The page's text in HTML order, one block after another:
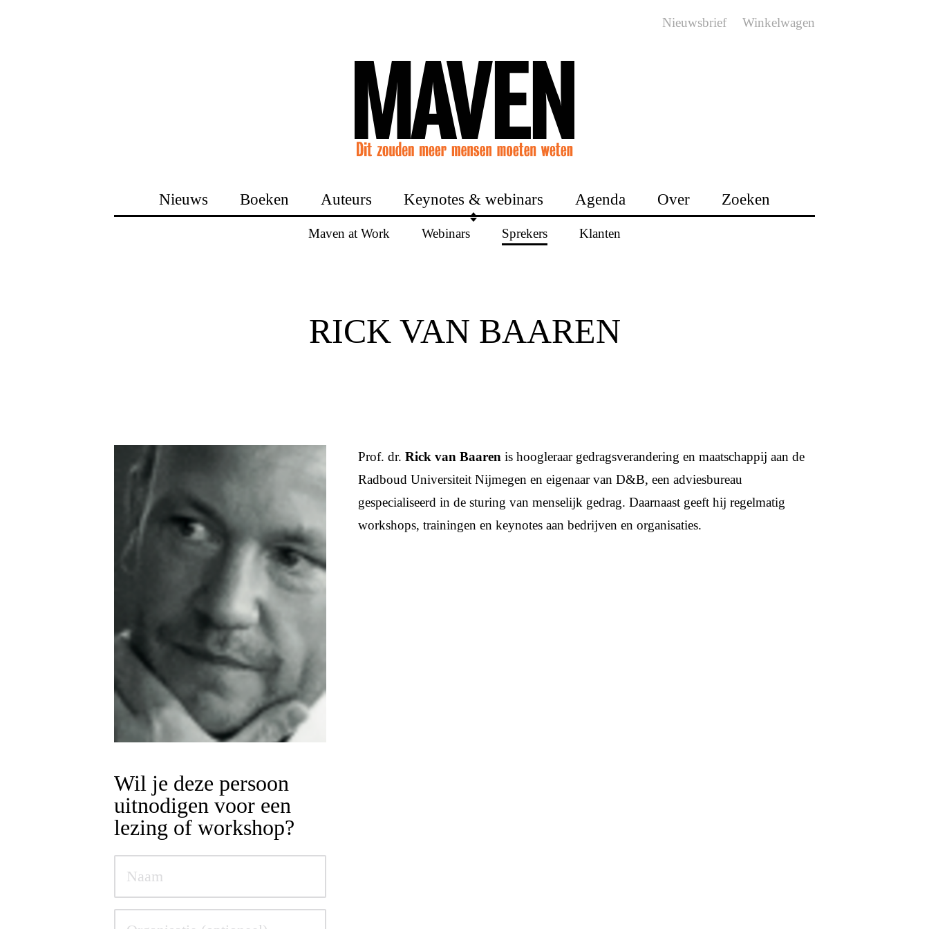
Nieuwsbrief Winkelwagen
Nieuws Boeken Auteurs Keynotes & webinars
Maven at Work Webinars Sprekers Klanten
Agenda Over Zoeken
RICK VAN BAAREN
Wil je deze persoon
uitnodigen voor een
lezing of workshop?
Prof. dr.Rick van Baaren is hoogleraar gedragsverandering en maatschappij aan de
Radboud Universiteit Nijmegen en eigenaar van D&B, een adviesbureau
gespecialiseerd in de sturing van menselijk gedrag. Daarnaast geeft hij regelmatig
workshops, trainingen en keynotes aan bedrijven en organisaties.